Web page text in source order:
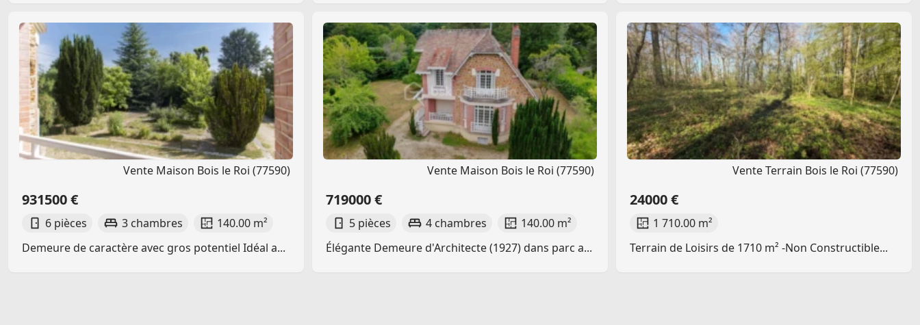
Vente Maison Bois le Roi (77590)
931500 €
6 pièces 3 chambres
140.00 m²
Demeure de caractère avec gros potentiel Idéal a...
Vente Maison Bois le Roi (77590)
719000 €
5 pièces 4 chambres
140.00 m²
Élégante Demeure d'Architecte (1927) dans parc a...
Vente Terrain Bois le Roi (77590)
24000 €
1 710.00 m²
Terrain de Loisirs de 1710 m² -Non Constructible...